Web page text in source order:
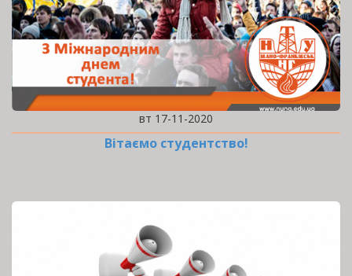
вт 17-11-2020
Вітаємо студентство!